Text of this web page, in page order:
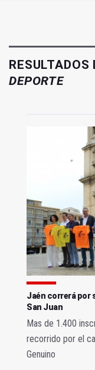
RESULTADOS
DEPORTE
Jaén correrá por
San Juan
Mas de 1.400
recorrido por el
Genuino